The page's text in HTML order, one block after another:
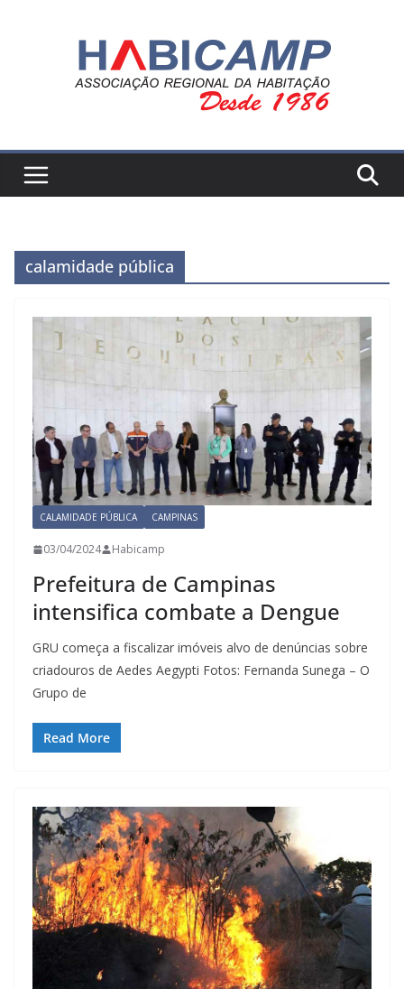
calamidade pública
CALAMIDADE PÚBLICA CAMPINAS
03/04/2024 Habicamp
Prefeitura de Campinas
intensifica combate a Dengue
GRU começa a fiscalizar imóveis alvo de denúncias sobre
criadouros de Aedes Aegypti Fotos: Fernanda Sunega – O
Grupo de
Read More